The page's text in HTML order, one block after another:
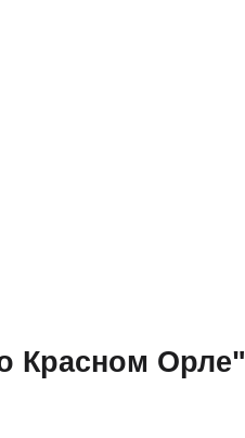
Красном Орле"